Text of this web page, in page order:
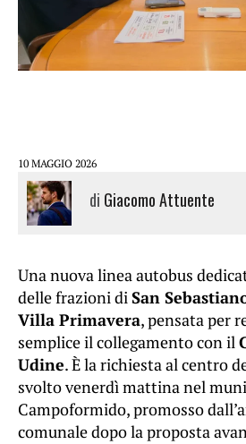
10 MAGGIO 2026
di Giacomo Attuente
Una nuova linea autobus
delle frazioni diSan
Villa Primavera, pensata per
semplice il collegamento con il
Udine. È la richiesta al centro
svolto venerdì mattina nel
Campoformido, promosso
comunale dopo la proposta